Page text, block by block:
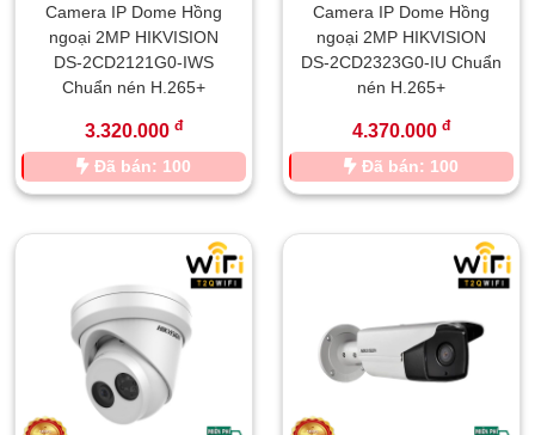
Camera IP Dome Hồng
ngoại 2MP HIKVISION
DS-2CD2121G0-IWS
Chuẩn nén H.265+
3.320.000 đ
Đã bán: 100
Camera IP Dome Hồng
ngoại 2MP HIKVISION
DS-2CD2323G0-IU Chuẩn
nén H.265+
4.370.000 đ
Đã bán: 100